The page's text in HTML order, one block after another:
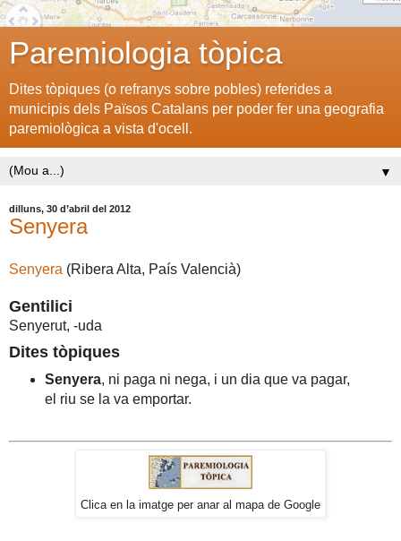
Paremiologia tòpica
Dites tòpiques (o refranys sobre pobles) referides a
municipis dels Països Catalans per poder fer una geografia
paremiològica a vista d'ocell.
▼
dilluns, 30 d’abril del 2012
Senyera
Senyera (Ribera Alta, País Valencià)
Gentilici
Senyerut, -uda
Dites tòpiques
Senyera, ni paga ni nega, i un dia que va pagar,
el riu se la va emportar.
Clica en la imatge per anar al mapa de Google